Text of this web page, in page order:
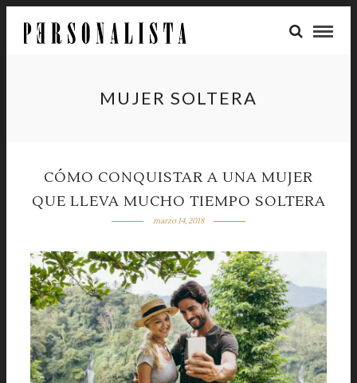
MUJER SOLTERA
CÓMO CONQUISTAR A UNA MUJER
QUE LLEVA MUCHO TIEMPO SOLTERA
marzo 14, 2018